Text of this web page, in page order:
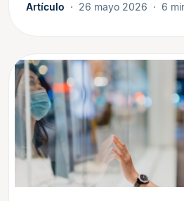
Artículo 26 mayo 2026 6